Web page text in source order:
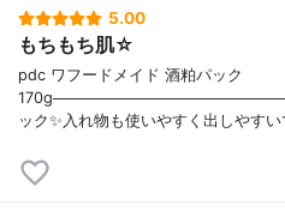
5.00
もちもち肌☆
pdc ワフードメイド 酒粕パック
ック✨入れ物も使いやすく出しやす